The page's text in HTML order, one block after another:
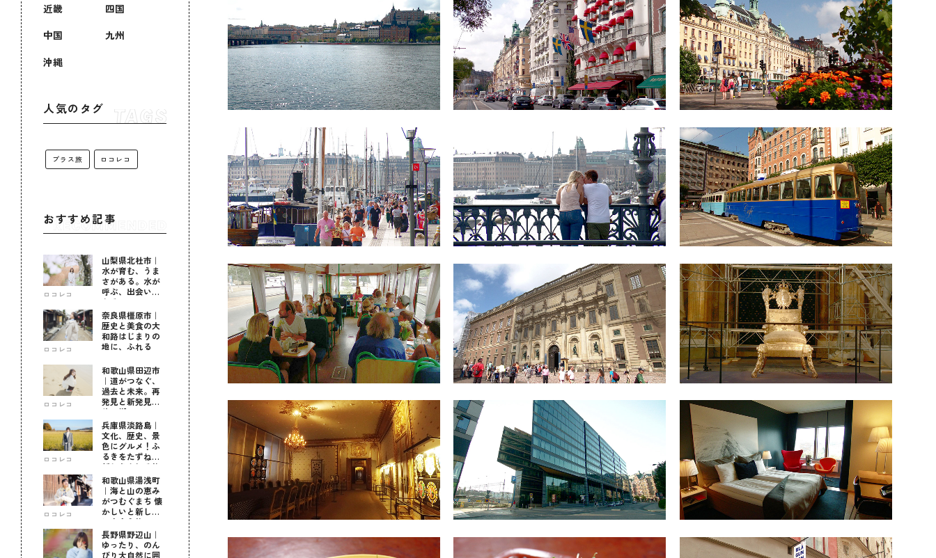
近畿
四国
中国
九州
沖縄
人気のタグ
プラス旅 ロコレコ
おすすめ記事
ロコレコ
山梨県北杜市｜
水が育む、うま
さがある。水が
呼ぶ、出会いが
ある。
ロコレコ
奈良県橿原市｜
歴史と美食の大
和路はじまりの
地に、ふれる
ロコレコ
和歌山県田辺市
｜道がつなぐ、
過去と未来。再
発見と新発見の
待つ街へ
ロコレコ
兵庫県淡路島｜
文化、歴史、景
色にグルメ！ふ
るきをたずねて
新しきを知る旅
ロコレコ
和歌山県湯浅町
｜海と山の恵み
がつむぐまち 懐
かしいと新しい
に出会う旅
長野県野辺山｜
ゆったり、のん
びり大自然に囲